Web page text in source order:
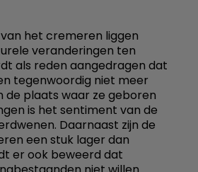
het cremeren liggen
veranderingen ten
als reden aangedragen dat
tegenwoordig niet meer
de plaats waar ze geboren
is het sentiment van de
Daarnaast zijn de
een stuk lager dan
er ook beweerd dat